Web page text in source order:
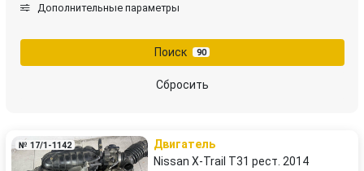
Дополнительные параметры
Поиск 90
Сбросить
№ 17/1-1142
Двигатель
Nissan X-Trail T31 рест. 2014